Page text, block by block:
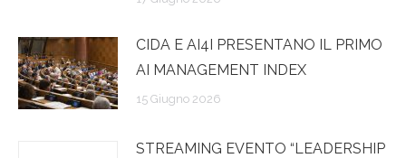
CIDA E AI4I PRESENTANO IL PRIMO
AI MANAGEMENT INDEX
15 Giugno 2026
STREAMING EVENTO “LEADERSHIP